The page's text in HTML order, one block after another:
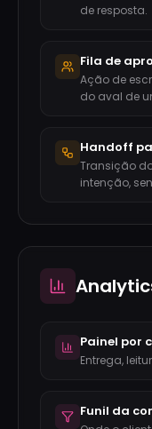
de resposta.
Fila de
Ação de
do aval de
Handoff
Transição
intenção,
Painel por
Entrega,
Funil da